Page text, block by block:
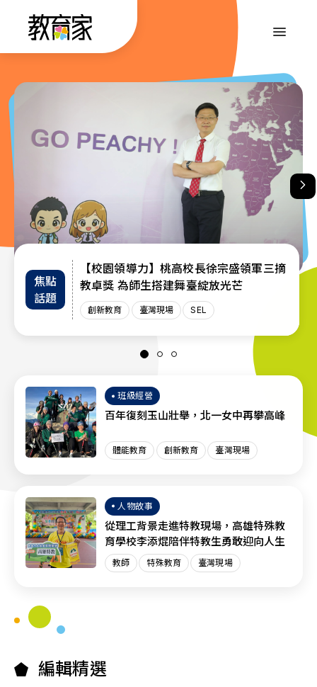
容
焦點
話題
【校園領導力】桃高校長徐宗盛領軍三摘
教卓獎 為師生搭建舞臺綻放光芒
創新教育 臺灣現場 SEL
教師
增能
教育部首辦「大專院校通識教育教師交流
工作坊」 共創AI與永續未來課堂
創新教育 臺灣現場 AI教育
趨勢
政策
退而不休，無私奉獻─教育部公布115年
教育奉獻獎獲獎名單
教師 教育奉獻獎 臺灣現場
班級經營
百年復刻玉山壯舉，北一女中再攀高峰
體能教育 創新教育 臺灣現場
人物故事
從理工背景走進特教現場，高雄特殊教
育學校李添焜陪伴特教生勇敢迎向人生
教師 特殊教育 臺灣現場
編輯精選